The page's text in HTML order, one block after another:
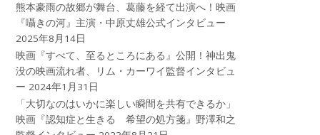
熊本豪雨の故郷が舞台、葛藤を経て出演へ！映画
『囁きの河』主演・中原丈雄公式インタビュー
2025年8月14日
映画『すべて、至るところにある』公開！神出鬼
没の映画流れ者、リム・カーワイ監督インタビュ
ー 2024年1月31日
「大切なのはいかに楽しい瞬間を共有できるか」
映画『認知症と生きる 希望の処方箋』野澤和之